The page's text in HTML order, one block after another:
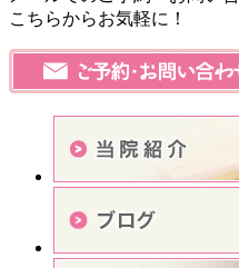
こちらからお気軽に！